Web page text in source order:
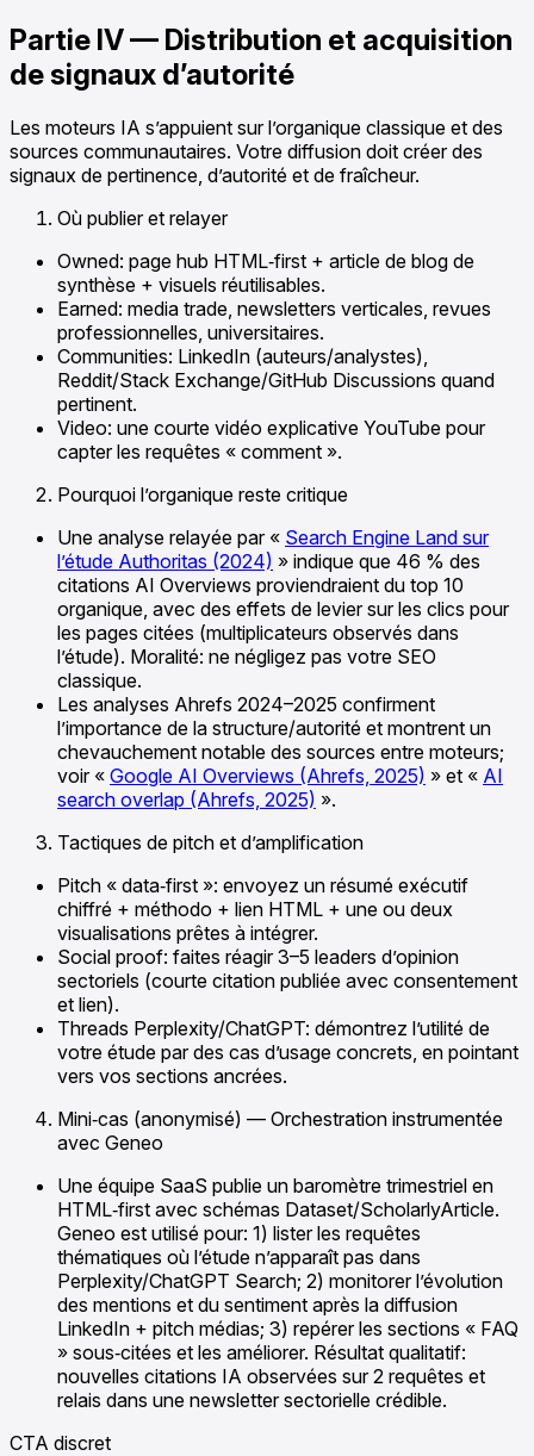
Partie IV — Distribution et acquisition
de signaux d’autorité
Les moteurs IA s’appuient sur l’organique classique et des
sources communautaires. Votre diffusion doit créer des
signaux de pertinence, d’autorité et de fraîcheur.
Où publier et relayer
Owned: page hub HTML‑first + article de blog de
synthèse + visuels réutilisables.
Earned: media trade, newsletters verticales, revues
professionnelles, universitaires.
Communities: LinkedIn (auteurs/analystes),
Reddit/Stack Exchange/GitHub Discussions quand
pertinent.
Video: une courte vidéo explicative YouTube pour
capter les requêtes « comment ».
Pourquoi l’organique reste critique
Une analyse relayée par « Search Engine Land sur
l’étude Authoritas (2024) » indique que 46 % des
citations AI Overviews proviendraient du top 10
organique, avec des effets de levier sur les clics pour
les pages citées (multiplicateurs observés dans
l’étude). Moralité: ne négligez pas votre SEO
classique.
Les analyses Ahrefs 2024–2025 confirment
l’importance de la structure/autorité et montrent un
chevauchement notable des sources entre moteurs;
voir « Google AI Overviews (Ahrefs, 2025) » et « AI
search overlap (Ahrefs, 2025) ».
Tactiques de pitch et d’amplification
Pitch « data‑first »: envoyez un résumé exécutif
chiffré + méthodo + lien HTML + une ou deux
visualisations prêtes à intégrer.
Social proof: faites réagir 3–5 leaders d’opinion
sectoriels (courte citation publiée avec consentement
et lien).
Threads Perplexity/ChatGPT: démontrez l’utilité de
votre étude par des cas d’usage concrets, en pointant
vers vos sections ancrées.
Mini‑cas (anonymisé) — Orchestration instrumentée
avec Geneo
Une équipe SaaS publie un baromètre trimestriel en
HTML‑first avec schémas Dataset/ScholarlyArticle.
Geneo est utilisé pour: 1) lister les requêtes
thématiques où l’étude n’apparaît pas dans
Perplexity/ChatGPT Search; 2) monitorer l’évolution
des mentions et du sentiment après la diffusion
LinkedIn + pitch médias; 3) repérer les sections « FAQ
» sous‑citées et les améliorer. Résultat qualitatif:
nouvelles citations IA observées sur 2 requêtes et
relais dans une newsletter sectorielle crédible.
CTA discret